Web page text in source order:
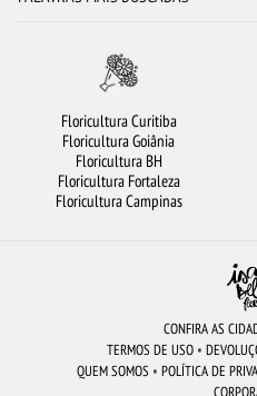
FLORICULTURA BARUERI
LÍRIO FLORICULTURA RJ
CESTA DE FRUTAS
CESTA DE CHOCOLATE
Floricultura Curitiba
Floricultura Goiânia
Floricultura BH
Floricultura Fortaleza
Floricultura Campinas
CONFIRA AS
TERMOS DE USO •
QUEM SOMOS • POLÍTICA DE